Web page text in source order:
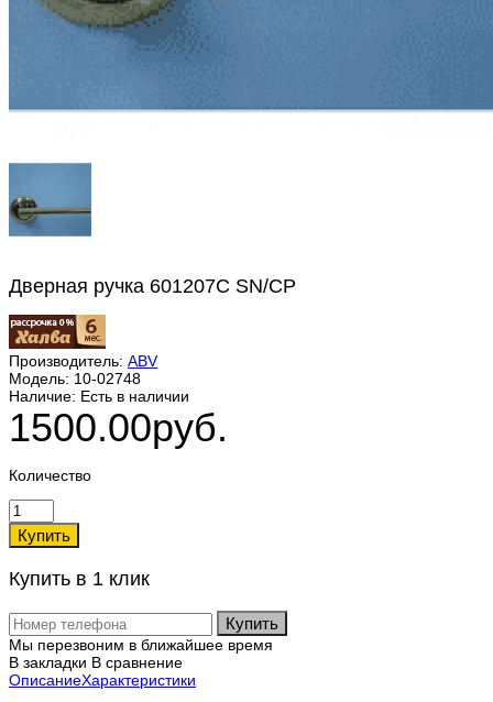
Дверная ручка 601207С SN/СР
Производитель: ABV
Модель: 10-02748
Наличие: Есть в наличии
1500.00руб.
Количество
Купить в 1 клик
Купить
Мы перезвоним в ближайшее время
В закладки В сравнение
ОписаниеХарактеристики